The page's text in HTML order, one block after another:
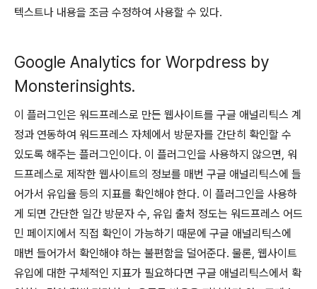
텍스트나 내용을 조금 수정하여 사용할 수 있다.
Google Analytics for Worpdress by
Monsterinsights.
이 플러그인은 워드프레스로 만든 웹사이트를 구글 애널리틱스 계
정과 연동하여 워드프레스 자체에서 방문자를 간단히 확인할 수
있도록 해주는 플러그인이다. 이 플러그인을 사용하지 않으면, 워
드프레스로 제작한 웹사이트의 정보를 매번 구글 애널리틱스에 들
어가서 유입율 등의 지표를 확인해야 한다. 이 플러그인을 사용하
게 되면 간단한 일간 방문자 수, 유입 출처 정도는 워드프레스 어드
민 페이지에서 직접 확인이 가능하기 때문에 구글 애널리틱스에
매번 들어가서 확인해야 하는 불편함을 덜어준다. 물론, 웹사이트
유입에 대한 구체적인 지표가 필요하다면 구글 애널리틱스에서 확